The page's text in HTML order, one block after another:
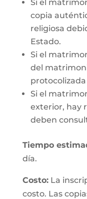
Si el
copia
religiosa
Estado.
Si el
del
Si el
exterior, hay
deben
Tiempo
día.
Costo:La
costo. Las